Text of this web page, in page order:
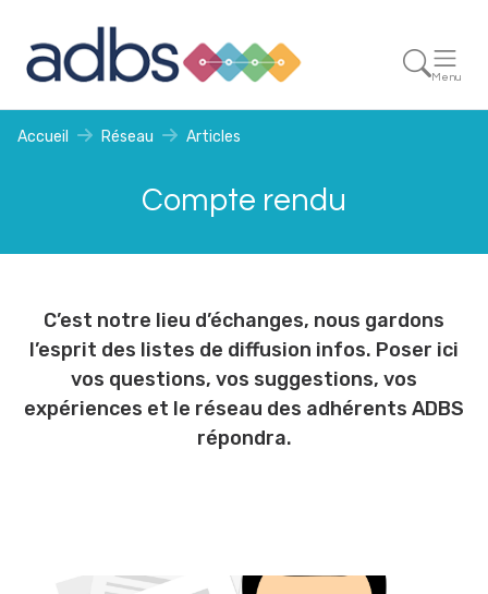
Menu
Accueil Réseau Articles
Compte rendu
C’est notre lieu d’échanges, nous gardons
l’esprit des listes de diffusion infos. Poser ici
vos questions, vos suggestions, vos
expériences et le réseau des adhérents ADBS
répondra.